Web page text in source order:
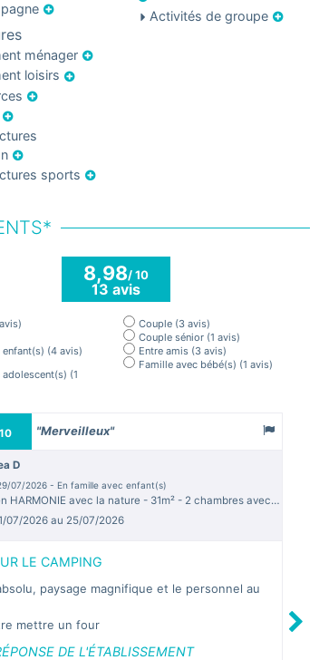
ménager
loisirs
sports
Activités de groupe
8,98/ 10
13 avis
enfant(s) (4 avis)
adolescent(s) (1
Couple (3 avis)
Couple sénior (1 avis)
Entre amis (3 avis)
Famille avec bébé(s) (1 avis)
"Merveilleux"
D
07/2026 - En famille avec enfant(s)
Chalet en HARMONIE avec la nature - 31m² - 2 chambres avec vue rivière
07/2026 au 25/07/2026
LE CAMPING
paysage magnifique et le personnel au
mettre un four
DE L'ÉTABLISSEMENT
très
Next